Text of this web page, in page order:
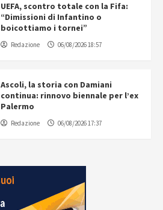
UEFA, scontro totale con la Fifa:
“Dimissioni di Infantino o
boicottiamo i tornei”
Redazione 06/08/2026 18:57
Ascoli, la storia con Damiani
continua: rinnovo biennale per l’ex
Palermo
Redazione 06/08/2026 17:37